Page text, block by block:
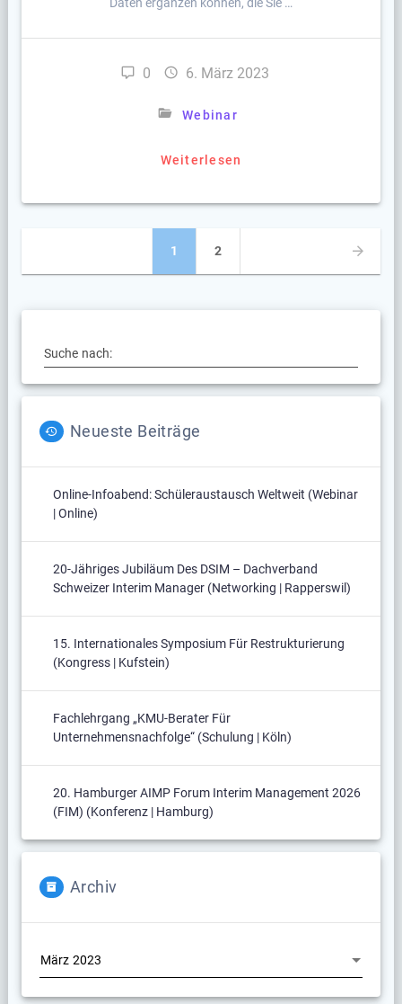
0 6. März 2023
Webinar
Weiterlesen
Beitragsnavigation
Seite
1 Seite
2
Suche nach:
Neueste Beiträge
Online-Infoabend: Schüleraustausch Weltweit (Webinar
| Online)
20-Jähriges Jubiläum Des DSIM – Dachverband
Schweizer Interim Manager (Networking | Rapperswil)
15. Internationales Symposium Für Restrukturierung
(Kongress | Kufstein)
Fachlehrgang „KMU-Berater Für
Unternehmensnachfolge“ (Schulung | Köln)
20. Hamburger AIMP Forum Interim Management 2026
(FIM) (Konferenz | Hamburg)
Archiv